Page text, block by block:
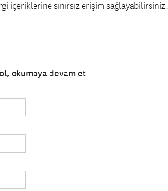
içeriklerine sınırsız erişim sağlayabilirsiniz.
okumaya devam et